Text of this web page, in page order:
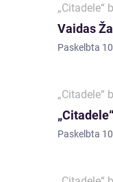
„Citadele“
Vaidas
Paskelbta
„Citadele“
Paskelbta